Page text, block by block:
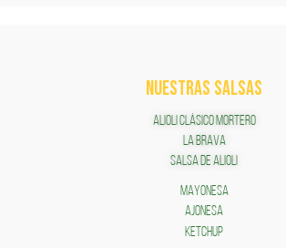
NUESTRAS SALSAS
ALIOLI CLÁSICO MORTERO
LA BRAVA
SALSA DE ALIOLI
MAYONESA
AJONESA
KETCHUP